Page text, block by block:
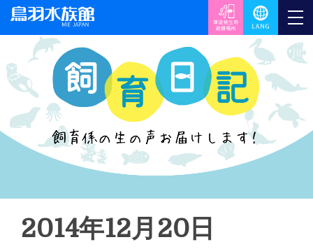
2014年12月20日